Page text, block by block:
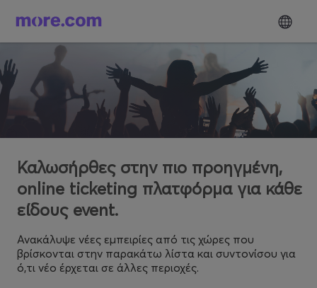
Καλωσήρθες στην πιο προηγμένη,
online ticketing πλατφόρμα για κάθε
είδους event.
Ανακάλυψε νέες εμπειρίες από τις χώρες που
βρίσκονται στην παρακάτω λίστα και συντονίσου για
ό,τι νέο έρχεται σε άλλες περιοχές.